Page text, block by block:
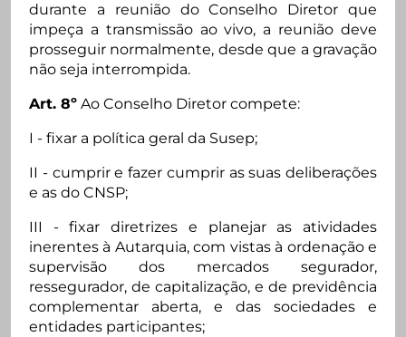
durante a reunião do Conselho Diretor que
impeça a transmissão ao vivo, a reunião deve
prosseguir normalmente, desde que a gravação
não seja interrompida.
Art. 8º Ao Conselho Diretor compete:
I - fixar a política geral da Susep;
II - cumprir e fazer cumprir as suas deliberações
e as do CNSP;
III - fixar diretrizes e planejar as atividades
inerentes à Autarquia, com vistas à ordenação e
supervisão dos mercados segurador,
ressegurador, de capitalização, e de previdência
complementar aberta, e das sociedades e
entidades participantes;